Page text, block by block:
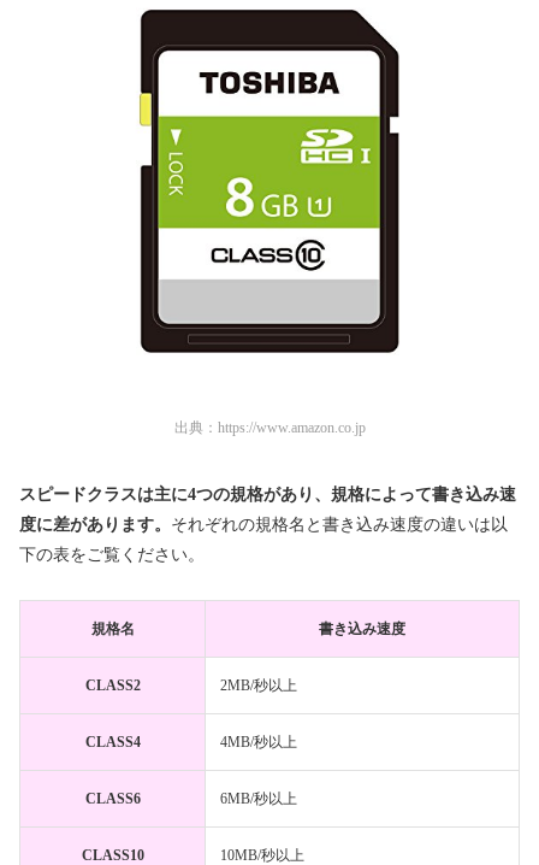
出典： https://www.amazon.co.jp
スピードクラスは主に4つの規格があり、規格によって書き込み速
度に差があります。 それぞれの規格名と書き込み速度の違いは以
下の表をご覧ください。
規格名 書き込み速度
CLASS2 2MB/秒以上
CLASS4 4MB/秒以上
CLASS6 6MB/秒以上
CLASS10 10MB/秒以上